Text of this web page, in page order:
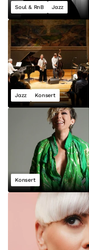
Soul & RnB Jazz
Jazz Konsert
Konsert